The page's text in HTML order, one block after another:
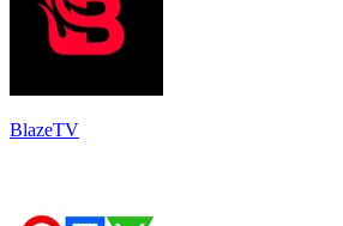
BlazeTV